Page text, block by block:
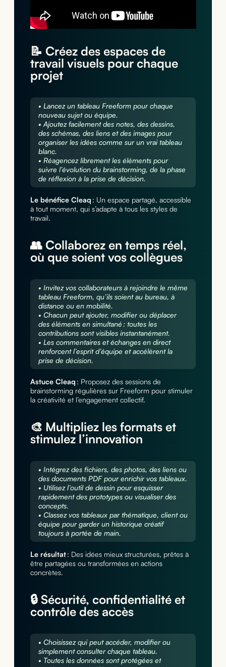
📝 Créez des espaces de
travail visuels pour chaque
projet
• Lancez un tableau Freeform pour chaque
nouveau sujet ou équipe.
• Ajoutez facilement des notes, des dessins,
des schémas, des liens et des images pour
organiser les idées comme sur un vrai tableau
blanc.
• Réagencez librement les éléments pour
suivre l’évolution du brainstorming, de la phase
de réflexion à la prise de décision.
Le bénéfice Cleaq : Un espace partagé, accessible
à tout moment, qui s’adapte à tous les styles de
travail.
👥 Collaborez en temps réel,
où que soient vos collègues
• Invitez vos collaborateurs à rejoindre le même
tableau Freeform, qu’ils soient au bureau, à
distance ou en mobilité.
• Chacun peut ajouter, modifier ou déplacer
des éléments en simultané : toutes les
contributions sont visibles instantanément.
• Les commentaires et échanges en direct
renforcent l’esprit d’équipe et accélèrent la
prise de décision.
Astuce Cleaq : Proposez des sessions de
brainstorming régulières sur Freeform pour stimuler
la créativité et l’engagement collectif.
🎨 Multipliez les formats et
stimulez l’innovation
• Intégrez des fichiers, des photos, des liens ou
des documents PDF pour enrichir vos tableaux.
• Utilisez l’outil de dessin pour esquisser
rapidement des prototypes ou visualiser des
concepts.
• Classez vos tableaux par thématique, client ou
équipe pour garder un historique créatif
toujours à portée de main.
Le résultat: Des idées mieux structurées, prêtes à
être partagées ou transformées en actions
concrètes.
🔒 Sécurité, confidentialité et
contrôle des accès
• Choisissez qui peut accéder, modifier ou
simplement consulter chaque tableau.
• Toutes les données sont protégées et